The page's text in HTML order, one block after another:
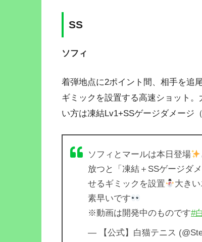
SS
ソフィ
着弾地点に2ポイント間、相手を追
ギミックを設置する高速ショット
い方は凍結Lv1+SSゲージダメージ（
ソフィとマールは本日登場
放つと「凍結＋SSゲージダ
せるギミックを設置
大き
素早いです
※動画は開発中のものです#
— 【公式】白猫テニス